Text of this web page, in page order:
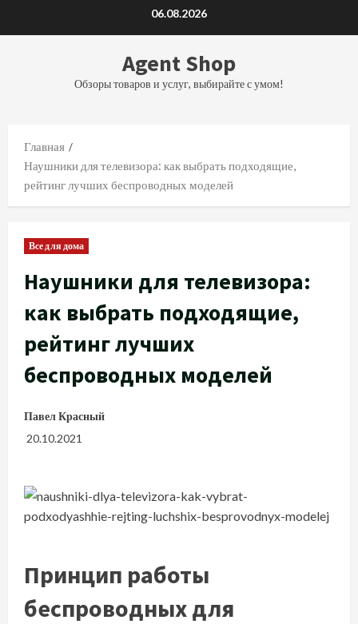
06.08.2026
Agent Shop
Обзоры товаров и услуг, выбирайте с умом!
Главная
Наушники для телевизора: как выбрать подходящие,
рейтинг лучших беспроводных моделей
Все для дома
Наушники для телевизора:
как выбрать подходящие,
рейтинг лучших
беспроводных моделей
Павел Красный
20.10.2021
Принцип работы
беспроводных для